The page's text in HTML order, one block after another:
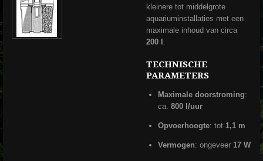
kleinere tot middelgrote
aquariuminstallaties met een
maximale inhoud van circa
200 l
TECHNISCHE
PARAMETERS
Maximale doorstroming:
ca. 800 l/uur
Opvoerhoogte: tot 1,1 m
Vermogen: ongeveer 17 W